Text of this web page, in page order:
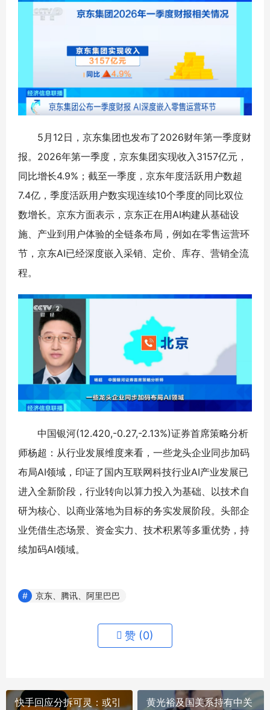
5月12日，京东集团也发布了2026财年第一季度财
报。2026年第一季度，京东集团实现收入3157亿元，
同比增长4.9%；截至一季度，京东年度活跃用户数超
7.4亿，季度活跃用户数实现连续10个季度的同比双位
数增长。京东方面表示，京东正在用AI构建从基础设
施、产业到用户体验的全链条布局，例如在零售运营环
节，京东AI已经深度嵌入采销、定价、库存、营销全流
程。
中国银河(12.420,-0.27,-2.13%)证券首席策略分析
师杨超：从行业发展维度来看，一些龙头企业同步加码
布局AI领域，印证了国内互联网科技行业AI产业发展已
进入全新阶段，行业转向以算力投入为基础、以技术自
研为核心、以商业落地为目标的务实发展阶段。头部企
业凭借生态场景、资金实力、技术积累等多重优势，持
续加码AI领域。
京东、腾讯、阿里巴巴
赞 (0)
快手回应分拆可灵：或引
黄光裕及国美系持有中关